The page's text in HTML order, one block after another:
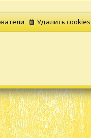
Удалить cookies